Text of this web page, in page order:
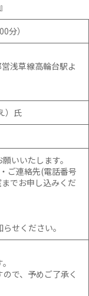
分）
浅草線高輪台駅よ
）氏
いいたします。
ご連絡先(電話番号
でお申し込みくだ
せください。
で、予めご了承く